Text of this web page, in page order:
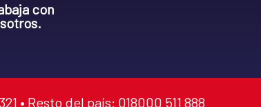
con
• Resto del país: 018000 511 888